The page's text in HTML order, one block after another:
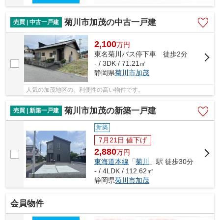
売買 | 中古一戸建 菊川市加茂の中古一戸建
2,100万円
東名菊川バス停下車 徒歩2分
- / 3DK / 71.21㎡
静岡県菊川市加茂
人気の加茂地区の、利便性の高い物件です。
売買 | 新築一戸建 菊川市加茂の新築一戸建
新築
7月21日 値下げ
2,880万円
東海道本線 「菊川
」駅 徒歩30分
- / 4LDK / 112.62㎡
静岡県菊川市加茂
会員物件